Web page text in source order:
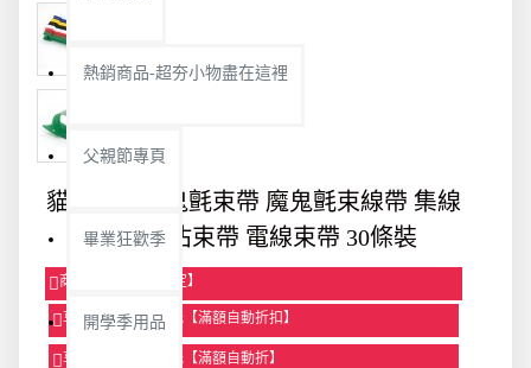
熱銷商品-超夯小物盡在這裡
父親節專頁
畢業狂歡季
開學季用品
貓頭造型魔鬼氈束帶 魔鬼氈束線帶 集線
器 魔鬼沾束帶 電線束帶 30條裝
商品95折【今日限定】
享滿1000元折100元【滿額自動折扣】
享滿2000元折250元【滿額自動折】